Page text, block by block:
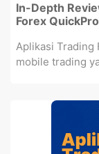
In-Depth
Forex QuickPro
Aplikasi Trading
mobile trading